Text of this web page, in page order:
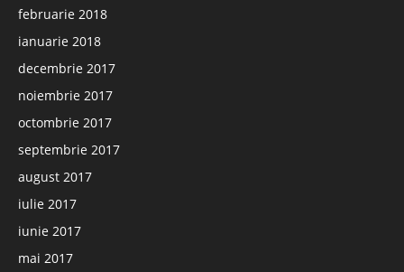
februarie 2018
ianuarie 2018
decembrie 2017
noiembrie 2017
octombrie 2017
septembrie 2017
august 2017
iulie 2017
iunie 2017
mai 2017